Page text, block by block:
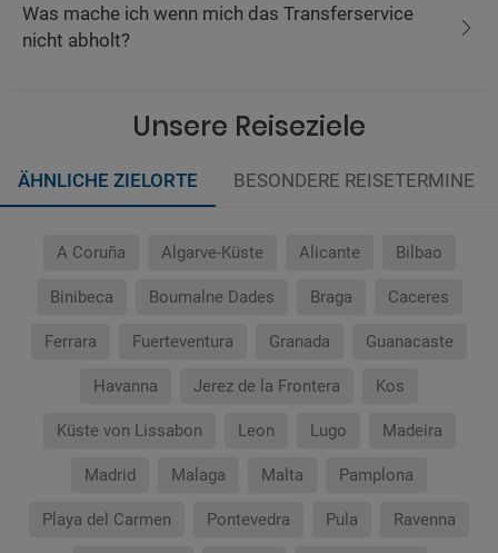
Was mache ich wenn mich das Transferservice
nicht abholt?
Unsere Reiseziele
ÄHNLICHE ZIELORTE BESONDERE REISETERMINE
A Coruña Algarve-Küste Alicante Bilbao
Binibeca Boumalne Dades Braga Caceres
Ferrara Fuerteventura Granada Guanacaste
Havanna Jerez de la Frontera Kos
Küste von Lissabon Leon Lugo Madeira
Madrid Malaga Malta Pamplona
Playa del Carmen Pontevedra Pula Ravenna